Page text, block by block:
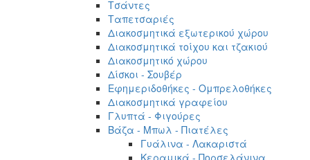
Τσάντες
Ταπετσαριές
Διακοσμητικά εξωτερικού χώρου
Διακοσμητικά τοίχου και τζακιού
Διακοσμητικό χώρου
Δίσκοι - Σουβέρ
Εφημεριδοθήκες - Ομπρελοθήκες
Διακοσμητικά γραφείου
Γλυπτά - Φιγούρες
Βάζα - Μπωλ - Πιατέλες
Γυάλινα - Λακαριστά
Κεραμικά - Πορσελάνινα